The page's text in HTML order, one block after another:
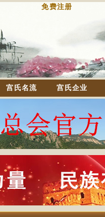
免费注册
宫氏名流 宫氏企业